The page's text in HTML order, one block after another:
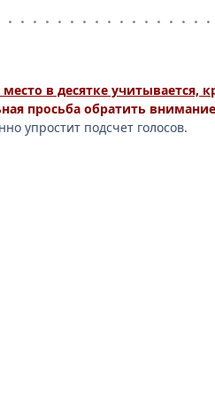
・・・・・・・・・・・・・・・・
в десятке учитывается,
просьба обратить
упростит подсчет голосов.